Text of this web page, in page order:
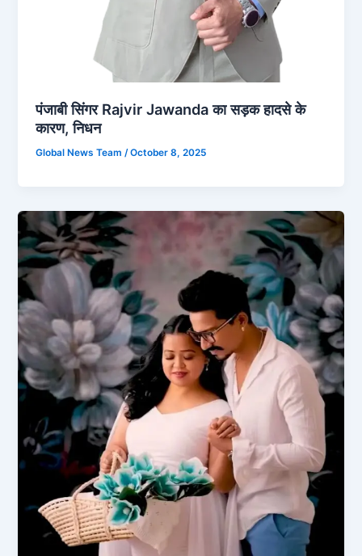
पंजाबी सिंगर Rajvir Jawanda का सड़क हादसे के
कारण, निधन
Global News Team /October 8, 2025